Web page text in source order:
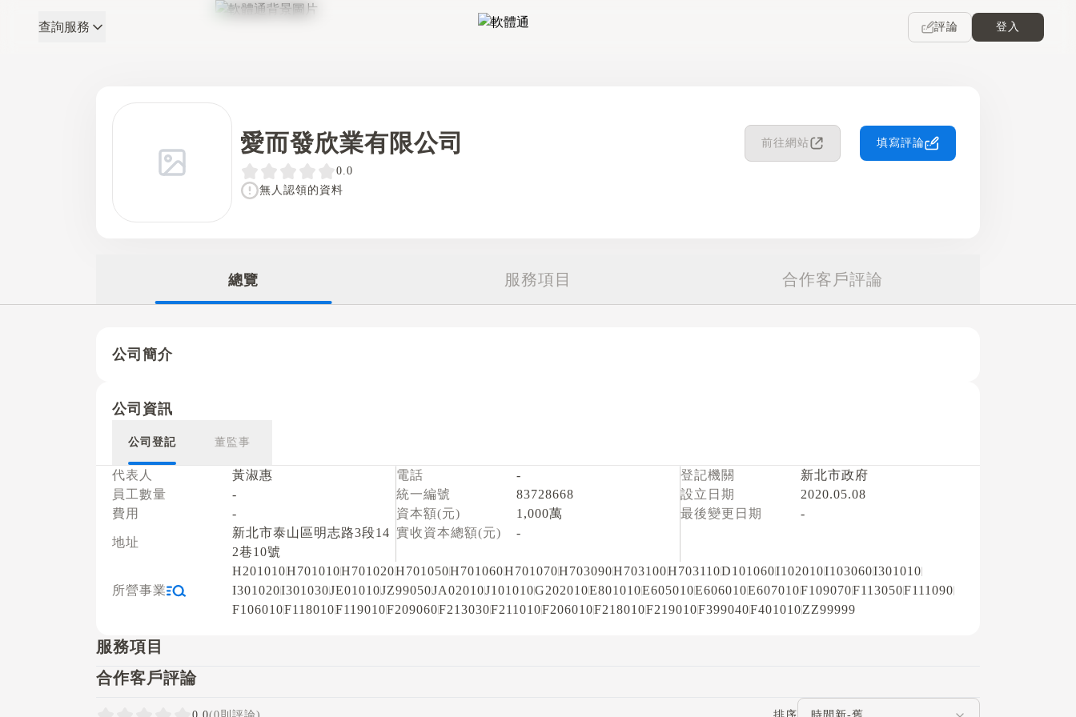
軟體通
查詢服務 評論 登入
愛而發欣業有限公司 前往網站 填寫評論
0.0
無人認領的資料
總覽 服務項目 合作客戶評論
公司簡介
公司資訊
公司登記 董監事
代表人
黃淑惠
員工數量
-
費用
-
地址
新北市泰山區明志路3段14
2巷10號
電話
-
統一編號
83728668
資本額(元)
1,000萬
實收資本總額(元)
-
登記機關
新北市政府
設立日期
2020.05.08
最後變更日期
-
所營事業
H201010H701010H701020H701050H701060H701070H703090H703100H703110D101060I102010I103060I301010
I301020I301030JE01010JZ99050JA02010J101010G202010E801010E605010E606010E607010F109070F113050F111090
F106010F118010F119010F209060F213030F211010F206010F218010F219010F399040F401010ZZ99999
服務項目
合作客戶評論
評論排序